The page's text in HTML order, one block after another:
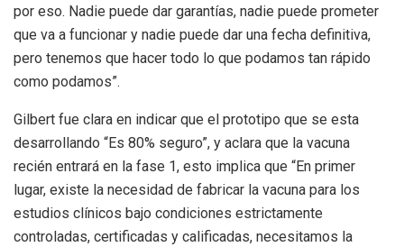
por eso. Nadie puede dar garantías, nadie puede prometer
que va a funcionar y nadie puede dar una fecha definitiva,
pero tenemos que hacer todo lo que podamos tan rápido
como podamos”.
Gilbert fue clara en indicar que el prototipo que se esta
desarrollando “Es 80% seguro”, y aclara que la vacuna
recién entrará en la fase 1, esto implica que “En primer
lugar, existe la necesidad de fabricar la vacuna para los
estudios clínicos bajo condiciones estrictamente
controladas, certificadas y calificadas, necesitamos la